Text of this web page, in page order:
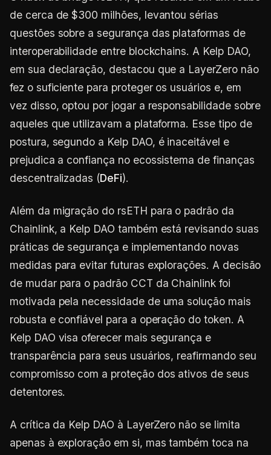
de cerca de $300 milhões, levantou sérias
questões sobre a segurança das plataformas de
interoperabilidade entre blockchains. A Kelp DAO,
em sua declaração, destacou que a LayerZero não
fez o suficiente para proteger os usuários e, em
vez disso, optou por jogar a responsabilidade sobre
aqueles que utilizavam a plataforma. Esse tipo de
postura, segundo a Kelp DAO, é inaceitável e
prejudica a confiança no ecossistema de finanças
descentralizadas (DeFi).
Além da migração do rsETH para o padrão da
Chainlink, a Kelp DAO também está revisando suas
práticas de segurança e implementando novas
medidas para evitar futuras explorações. A decisão
de mudar para o padrão CCT da Chainlink foi
motivada pela necessidade de uma solução mais
robusta e confiável para a operação do token. A
Kelp DAO visa oferecer mais segurança e
transparência para seus usuários, reafirmando seu
compromisso com a proteção dos ativos de seus
detentores.
A crítica da Kelp DAO à LayerZero não se limita
apenas à exploração em si, mas também toca na